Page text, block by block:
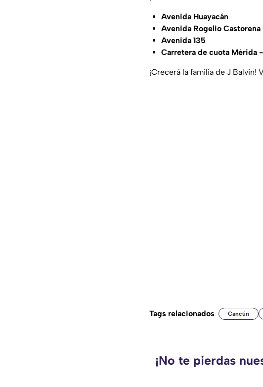
Avenida Huayacán
Avenida Rogelio
Avenida 135
Carretera de cuota Mérida
¡Crecerá la familia de J Balvin!
Tags relacionados Cancún
¡No te pierdas